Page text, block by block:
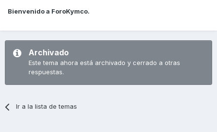
Bienvenido a ForoKymco.
Archivado
Este tema ahora está archivado y cerrado a otras
respuestas.
Ir a la lista de temas